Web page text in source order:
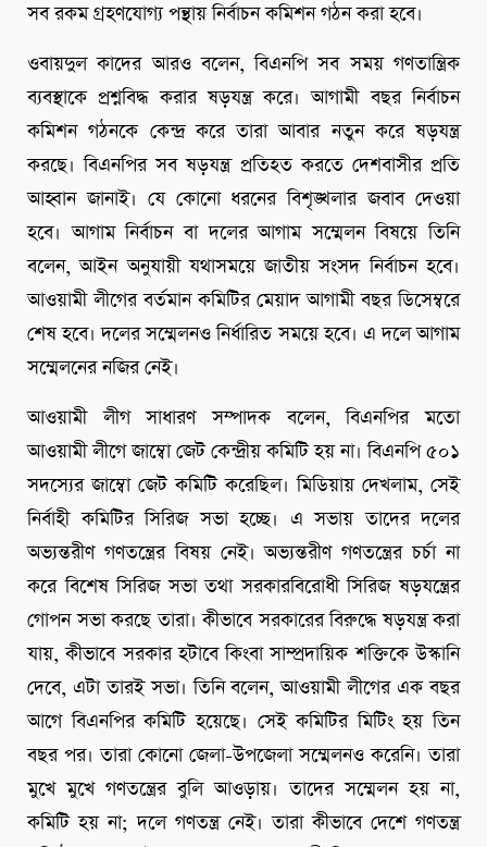
সব রকম গ্রহণযোগ্য পন্থায় নির্বাচন কমিশন গঠন করা হবে।
ওবায়দুল কাদের আরও বলেন, বিএনপি সব সময় গণতান্ত্রিক
ব্যবস্থাকে প্রশ্নবিদ্ধ করার ষড়যন্ত্র করে। আগামী বছর নির্বাচন
কমিশন গঠনকে কেন্দ্র করে তারা আবার নতুন করে ষড়যন্ত্র
করছে। বিএনপির সব ষড়যন্ত্র প্রতিহত করতে দেশবাসীর প্রতি
আহ্বান জানাই। যে কোনো ধরনের বিশৃঙ্খলার জবাব দেওয়া
হবে। আগাম নির্বাচন বা দলের আগাম সম্মেলন বিষয়ে তিনি
বলেন, আইন অনুযায়ী যথাসময়ে জাতীয় সংসদ নির্বাচন হবে।
আওয়ামী লীগের বর্তমান কমিটির মেয়াদ আগামী বছর ডিসেম্বরে
শেষ হবে। দলের সম্মেলনও নির্ধারিত সময়ে হবে। এ দলে আগাম
সম্মেলনের নজির নেই।
আওয়ামী লীগ সাধারণ সম্পাদক বলেন, বিএনপির মতো
আওয়ামী লীগে জাম্বো জেট কেন্দ্রীয় কমিটি হয় না। বিএনপি ৫০১
সদস্যের জাম্বো জেট কমিটি করেছিল। মিডিয়ায় দেখলাম, সেই
নির্বাহী কমিটির সিরিজ সভা হচ্ছে। এ সভায় তাদের দলের
অভ্যন্তরীণ গণতন্ত্রের বিষয় নেই। অভ্যন্তরীণ গণতন্ত্রের চর্চা না
করে বিশেষ সিরিজ সভা তথা সরকারবিরোধী সিরিজ ষড়যন্ত্রের
গোপন সভা করছে তারা। কীভাবে সরকারের বিরুদ্ধে ষড়যন্ত্র করা
যায়, কীভাবে সরকার হটাবে কিংবা সাম্প্রদায়িক শক্তিকে উস্কানি
দেবে, এটা তারই সভা। তিনি বলেন, আওয়ামী লীগের এক বছর
আগে বিএনপির কমিটি হয়েছে। সেই কমিটির মিটিং হয় তিন
বছর পর। তারা কোনো জেলা-উপজেলা সম্মেলনও করেনি। তারা
মুখে মুখে গণতন্ত্রের বুলি আওড়ায়। তাদের সম্মেলন হয় না,
কমিটি হয় না; দলে গণতন্ত্র নেই। তারা কীভাবে দেশে গণতন্ত্র